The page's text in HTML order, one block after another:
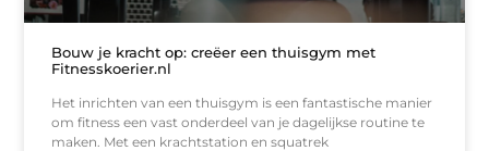
Bouw je kracht op: creëer een thuisgym met
Fitnesskoerier.nl
Het inrichten van een thuisgym is een fantastische manier
om fitness een vast onderdeel van je dagelijkse routine te
maken. Met een krachtstation en squatrek